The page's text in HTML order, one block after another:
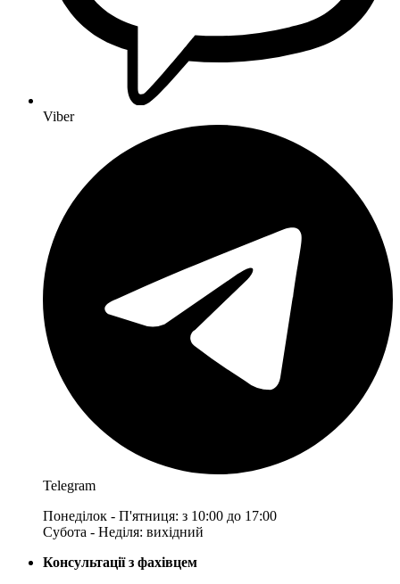
Viber
Telegram
Понеділок - П'ятниця: з 10:00 до 17:00
Субота - Неділя: вихідний
Консультації з фахівцем